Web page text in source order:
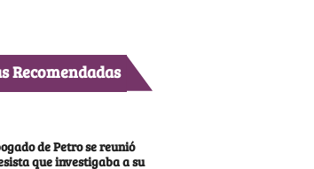
Recomendadas
de Petro se reunió
que investigaba a su